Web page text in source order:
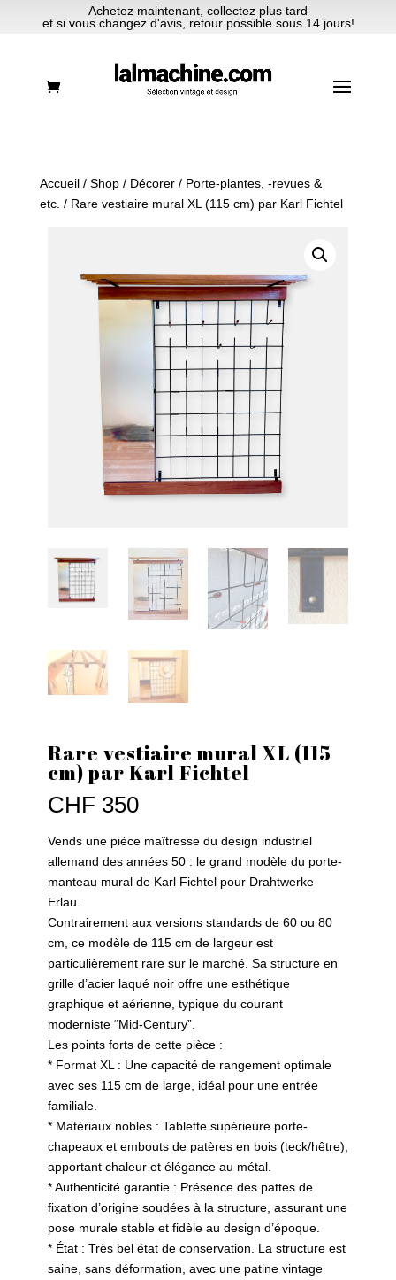
Achetez maintenant, collectez plus tard
et si vous changez d'avis, retour possible sous 14 jours!
Accueil/ Shop/ Décorer/ Porte-plantes, -revues &
etc. / Rare vestiaire mural XL (115 cm) par Karl Fichtel
Rare vestiaire mural XL (115
cm) par Karl Fichtel
CHF 350
Vends une pièce maîtresse du design industriel
allemand des années 50 : le grand modèle du porte-
manteau mural de Karl Fichtel pour Drahtwerke
Erlau.
Contrairement aux versions standards de 60 ou 80
cm, ce modèle de 115 cm de largeur est
particulièrement rare sur le marché. Sa structure en
grille d’acier laqué noir offre une esthétique
graphique et aérienne, typique du courant
moderniste “Mid-Century”.
Les points forts de cette pièce :
* Format XL : Une capacité de rangement optimale
avec ses 115 cm de large, idéal pour une entrée
familiale.
* Matériaux nobles : Tablette supérieure porte-
chapeaux et embouts de patères en bois (teck/hêtre),
apportant chaleur et élégance au métal.
* Authenticité garantie : Présence des pattes de
fixation d’origine soudées à la structure, assurant une
pose murale stable et fidèle au design d’époque.
* État : Très bel état de conservation. La structure est
saine, sans déformation, avec une patine vintage